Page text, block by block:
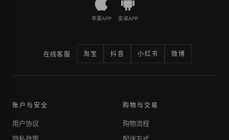
苹果APP 安卓APP
在线客服 淘宝 抖音 小红书 微博
账户与安全
用户协议
购物与交易
购物流程